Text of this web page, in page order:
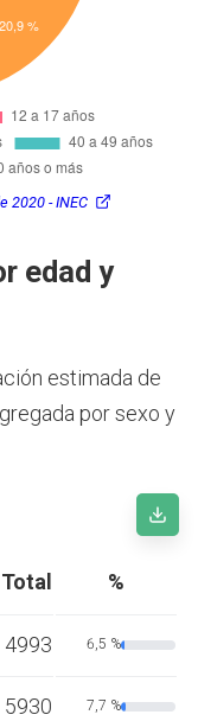
2020 - INEC
edad y
estimada de
por sexo y
Total %
4993 6,5 %
5930 7,7 %